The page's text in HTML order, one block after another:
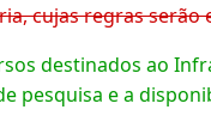
cujas regras serão
destinados ao
pesquisa e a